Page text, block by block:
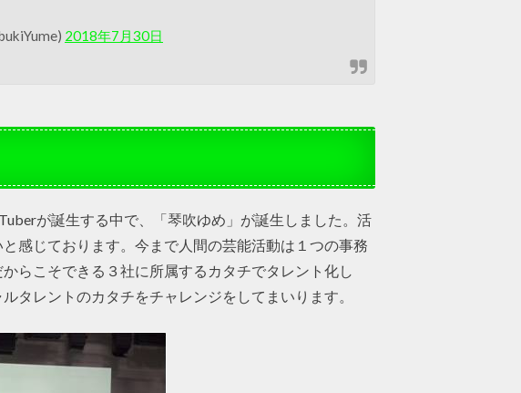
2018年7月30日
が誕生する中で、「琴吹ゆめ」が誕生しました。活
感じております。今まで人間の芸能活動は１つの事務
らこそできる３社に所属するカタチでタレント化し
タレントのカタチをチャレンジをしてまいります。